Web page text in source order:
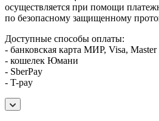
осуществляется при помощи
по безопасному защищенному
Доступные способы оплаты:
- банковская карта МИР, Visa, Master
- кошелек Юмани
- SberPay
- T-pay